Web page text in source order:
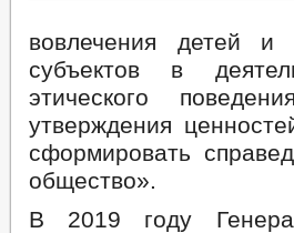
вовлечения детей и
субъектов в
этического
утверждения
сформировать
общество».
В 2019 году